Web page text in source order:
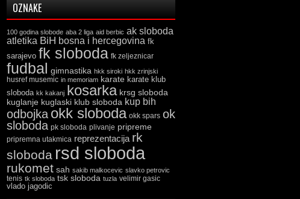
OZNAKE
100 godina slobode aba 2 liga aid berbic ak sloboda
atletika BiH bosna i hercegovina fk
sarajevo fk sloboda fk zeljeznicar
fudbal gimnastika hkk siroki hkk zrinjski
husref musemic in memoriam karate karate klub
sloboda kk kakanj kosarka krsg sloboda
kuglanje kuglaski klub sloboda kup bih
odbojka okk sloboda okk spars ok
sloboda pk sloboda plivanje pripreme
pripremna utakmica reprezentacija rk
sloboda rsd sloboda
rukomet sah sakib malkocevic slavko petrovic
tenis tk sloboda tsk sloboda tuzla velimir gasic
vlado jagodic